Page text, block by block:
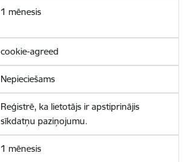
1 mēnesis
cookie-agreed
Nepieciešams
Reģistrē, ka lietotājs ir apstiprinājis
sīkdatņu paziņojumu.
1 mēnesis